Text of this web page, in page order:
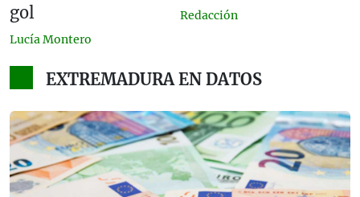
gol
Lucía Montero
Redacción
EXTREMADURA EN DATOS